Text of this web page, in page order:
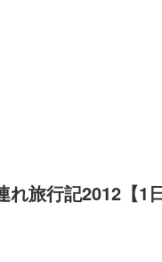
れ旅行記2012【1